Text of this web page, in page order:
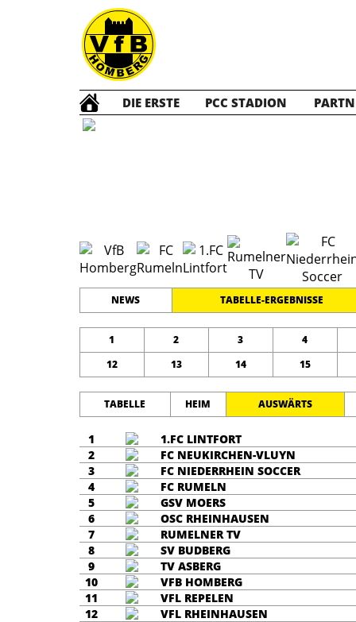
DIE ERSTE PCC STADION
NEWS TABELLE-ERGEBNISSE
1 2 3
4
12
13 14 15
TABELLE HEIM AUSWÄRTS
1
1.FC LINTFORT
2
FC NEUKIRCHEN-VLUYN
3
FC NIEDERRHEIN SOCCER
4
FC RUMELN
5
GSV MOERS
6
OSC RHEINHAUSEN
7
RUMELNER TV
8
SV BUDBERG
9
TV ASBERG
10
VFB HOMBERG
11
VFL REPELEN
12
VFL RHEINHAUSEN